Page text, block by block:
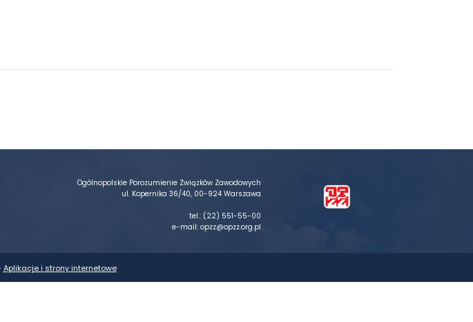
Ogólnopolskie Porozumienie Związków Zawodowych
ul. Kopernika 36/40, 00-924 Warszawa
tel.: (22) 551-55-00
e-mail: opzz@opzz.org.pl
Aplikacje i strony internetowe